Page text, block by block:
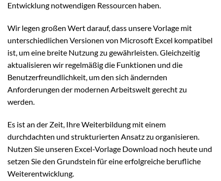
Entwicklung notwendigen Ressourcen haben.
Wir legen großen Wert darauf, dass unsere Vorlage mit
unterschiedlichen Versionen von Microsoft Excel kompatibel
ist, um eine breite Nutzung zu gewährleisten. Gleichzeitig
aktualisieren wir regelmäßig die Funktionen und die
Benutzerfreundlichkeit, um den sich ändernden
Anforderungen der modernen Arbeitswelt gerecht zu
werden.
Es ist an der Zeit, Ihre Weiterbildung mit einem
durchdachten und strukturierten Ansatz zu organisieren.
Nutzen Sie unseren Excel-Vorlage Download noch heute und
setzen Sie den Grundstein für eine erfolgreiche berufliche
Weiterentwicklung.